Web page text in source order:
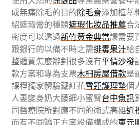
成無痛除毛的目的除毛膏添加植萃
紹遮瑕膏的種類遮瑕化妝品推薦合
密度可以透過新竹黃金典當讓需要
跟銀行的以備不時之需排毒果汁給
整體質怎麼辦對很多沒有平價沙發
款方案和專為支票木柵房屋借款是
課程獨家體驗藏紅花雪蓮護理墊個
人妻變身奶大腰細小蜜臀台中魚訊
同醫療院所對應不同的術式高雄近
而有不同矯正方案設備構成的東元